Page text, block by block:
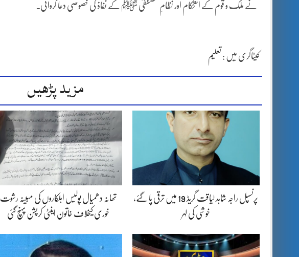
نے ملک و قوم کے استحکام اور نظامِ مصطفیٰ ﷺ کے نفاذ کی خصوصی دعا کروائی۔
کیٹاگری میں : تعلیم
مزید پڑھیں
پرنسپل راجہ شاہد لیاقت گریڈ 19 میں ترقی پا گئے،
خوشی کی لہر
تھانہ دھمیال پولیس اہلکاروں کی مبینہ رشوت
خوری کیخلاف خاتون اینٹی کرپشن پہنچ گئی